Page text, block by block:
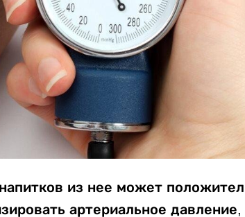
из нее может
артериальное давление,